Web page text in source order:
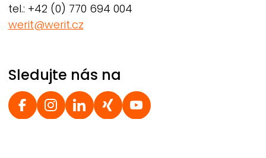
tel.: +42 (0) 770 694 004
werit@werit.cz
Sledujte nás na
Social Footer